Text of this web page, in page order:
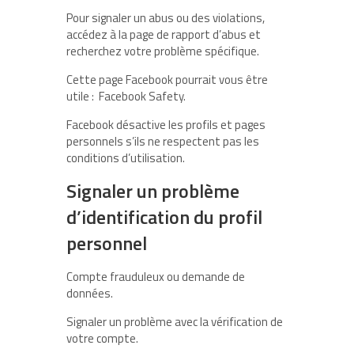
Pour signaler un abus ou des violations,
accédez à la page de rapport d’abus et
recherchez votre problème spécifique.
Cette page Facebook pourrait vous être
utile : Facebook Safety.
Facebook désactive les profils et pages
personnels s’ils ne respectent pas les
conditions d’utilisation.
Signaler un problème
d’identification du profil
personnel
Compte frauduleux ou demande de
données.
Signaler un problème avec la vérification de
votre compte.